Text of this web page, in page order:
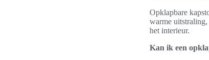
Opklapbare
warme
het interieur.
Kan ik een